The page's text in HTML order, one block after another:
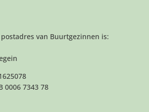
van Buurtgezinnen is:
0006 7343 78